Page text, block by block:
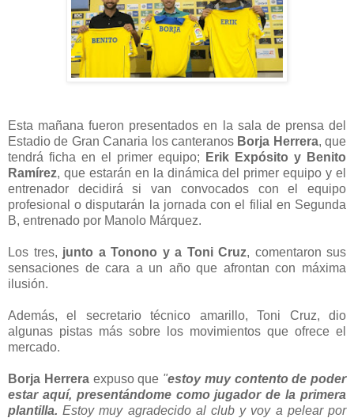
Esta mañana fueron presentados en la sala de prensa del
Estadio de Gran Canaria los canteranos Borja Herrera, que
tendrá ficha en el primer equipo;
Erik Expósito y Benito
Ramírez, que estarán en la dinámica del primer equipo y el
entrenador decidirá si van convocados con el equipo
profesional o disputarán la jornada con el filial en Segunda
B, entrenado por Manolo Márquez.
Los tres, junto a Tonono y a Toni Cruz, comentaron sus
sensaciones de cara a un año que afrontan con máxima
ilusión.
Además, el secretario técnico amarillo, Toni Cruz, dio
algunas pistas más sobre los movimientos que ofrece el
mercado.
Borja Herrera expuso que "estoy muy contento de poder
estar aquí, presentándome como jugador de la primera
plantilla. Estoy muy agradecido al club y voy a pelear por